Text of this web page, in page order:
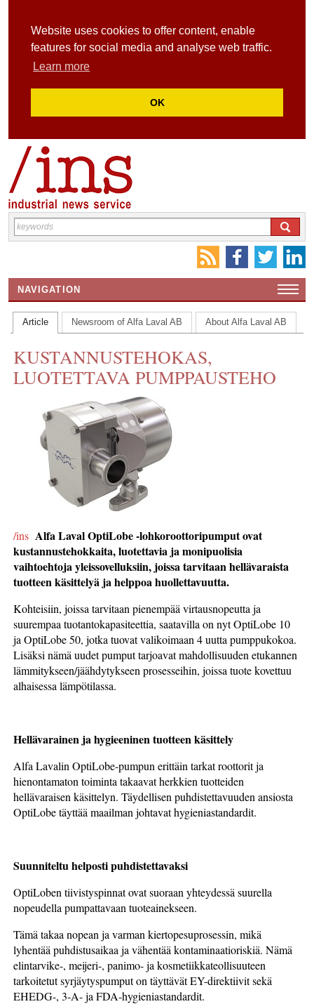
Website uses cookies to offer content, enable
features for social media and analyse web traffic.
Learn more
OK
NAVIGATION
HOME
CONTACT US
INS MAIN WEBSITE
ABOUT US
Article Newsroom of Alfa Laval AB About Alfa Laval AB
KUSTANNUSTEHOKAS,
LUOTETTAVA PUMPPAUSTEHO
/ins Alfa Laval OptiLobe -lohkoroottoripumput ovat
kustannustehokkaita, luotettavia ja monipuolisia
vaihtoehtoja yleissovelluksiin, joissa tarvitaan hellävaraista
tuotteen käsittelyä ja helppoa huollettavuutta.
Kohteisiin, joissa tarvitaan pienempää virtausnopeutta ja
suurempaa tuotantokapasiteettia, saatavilla on nyt OptiLobe 10
ja OptiLobe 50, jotka tuovat valikoimaan 4 uutta pumppukokoa.
Lisäksi nämä uudet pumput tarjoavat mahdollisuuden etukannen
lämmitykseen/jäähdytykseen prosesseihin, joissa tuote kovettuu
alhaisessa lämpötilassa.
Hellävarainen ja hygieeninen tuotteen käsittely
Alfa Lavalin OptiLobe-pumpun erittäin tarkat roottorit ja
hienontamaton toiminta takaavat herkkien tuotteiden
hellävaraisen käsittelyn. Täydellisen puhdistettavuuden ansiosta
OptiLobe täyttää maailman johtavat hygieniastandardit.
Suunniteltu helposti puhdistettavaksi
OptiLoben tiivistyspinnat ovat suoraan yhteydessä suurella
nopeudella pumpattavaan tuoteainekseen.
Tämä takaa nopean ja varman kiertopesuprosessin, mikä
lyhentää puhdistusaikaa ja vähentää kontaminaatioriskiä. Nämä
elintarvike-, meijeri-, panimo- ja kosmetiikkateollisuuteen
tarkoitetut syrjäytyspumput on täyttävät EY-direktiivit sekä
EHEDG-, 3-A- ja FDA-hygieniastandardit.